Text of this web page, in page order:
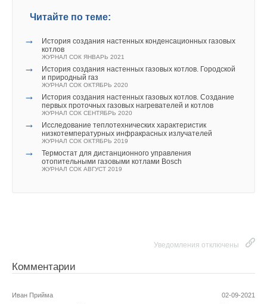
Читайте по теме:
→
История создания настенных конденсационных газовых
котлов
ЖУРНАЛ СОК ЯНВАРЬ 2021
→
История создания настенных газовых котлов. Городской
и природный газ
ЖУРНАЛ СОК ОКТЯБРЬ 2020
→
История создания настенных газовых котлов. Создание
первых проточных газовых нагревателей и котлов
ЖУРНАЛ СОК СЕНТЯБРЬ 2020
→
Исследование теплотехнических характеристик
низкотемпературных инфракрасных излучателей
ЖУРНАЛ СОК ОКТЯБРЬ 2019
→
Термостат для дистанционного управления
отопительными газовыми котлами Bosch
ЖУРНАЛ СОК АВГУСТ 2019
Уведомления отключены
Комментарии
02-09-2021
Иван Прийма